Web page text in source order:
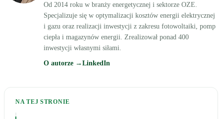
Od 2014 roku w branży energetycznej i sektorze OZE.
Specjalizuje się w optymalizacji kosztów energii elektrycznej
i gazu oraz realizacji inwestycji z zakresu fotowoltaiki, pomp
ciepła i magazynów energii. Zrealizował ponad 400
inwestycji własnymi siłami.
O autorze → LinkedIn
NA TEJ STRONIE